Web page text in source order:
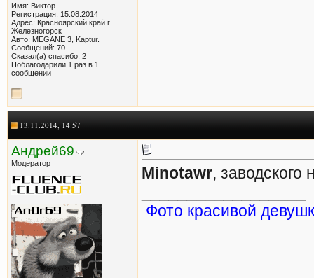
Имя: Виктор
Регистрация: 15.08.2014
Адрес: Красноярский край г.
Железногорск
Авто: MEGANE 3, Kaptur.
Сообщений: 70
Сказал(а) спасибо: 2
Поблагодарили 1 раз в 1
сообщении
13.11.2014, 14:57
Андрей69
Модератор
Minotawr, заводского
Фото красивой